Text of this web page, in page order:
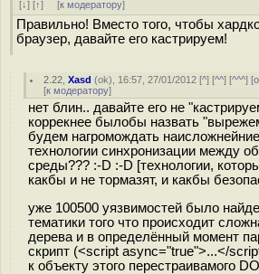
[↓] [↑] [к модератору]
Правильно! Вместо того, чтобы
браузер, давайте его кастрируем!
2.22 ,Xasd (ok), 16:57, 27/01/2012 [^] [^^] [^^^] [
[к модератору]
нет блин.. давайте его не
коррекнее былобы назвать
будем нагромождать
технологии синхронизации между
среды??? :-D :-D [технологии,
какбы и не тормазят, и какбы
уже 100500 уязвимостей было
тематики того что происходит
дерева и в определённый момент
скрипт (<script async="true">...</
к объекту этого перестраивамого